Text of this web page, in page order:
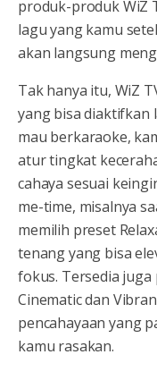
produk-produk WiZ
lagu yang kamu
akan langsung
Tak hanya itu, WiZ
yang bisa diaktifkan
mau berkaraoke,
atur tingkat
cahaya sesuai
me-time, misalnya
memilih preset
tenang yang bisa
fokus. Tersedia
Cinematic dan
pencahayaan yang
kamu rasakan.